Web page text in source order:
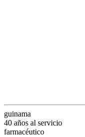
guinama
40 años al servicio
farmacéutico